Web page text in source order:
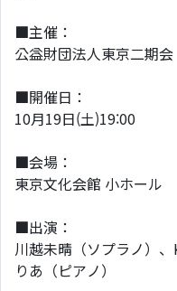
■主催：
公益財団法人東京二期会
■開催日：
10月19日(土)19:00
■会場：
東京文化会館 小ホール
■出演：
川越未晴（ソプラノ）
りあ（ピアノ）